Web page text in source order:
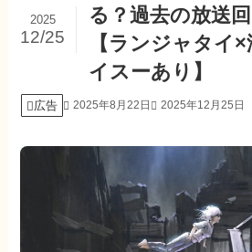
る？過去の放送
【ランジャタイ
イスーあり】
2025
12/25
広告 2025年8月22日 2025年12月25日